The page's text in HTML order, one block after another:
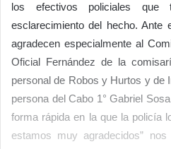
los efectivos policiales que
esclarecimiento del hecho.
agradecen especialmente al
Oficial Fernández de la
personal de Robos y Hurtos y de
persona del Cabo 1° Gabriel
forma rápida en la que la policía
estamos muy agradecidos”